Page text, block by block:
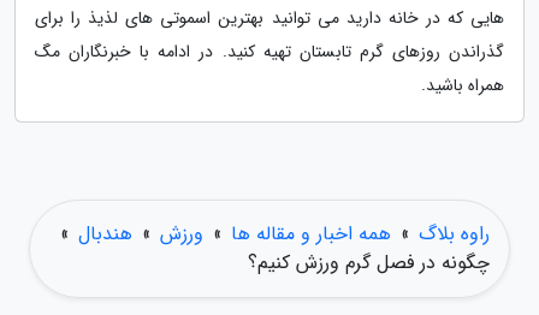
هایی که در خانه دارید می توانید بهترین اسموتی های لذیذ را برای
گذراندن روزهای گرم تابستان تهیه کنید. در ادامه با خبرنگاران مگ
همراه باشید.
راوه بلاگ » همه اخبار و مقاله ها » ورزش » هندبال »
چگونه در فصل گرم ورزش کنیم؟